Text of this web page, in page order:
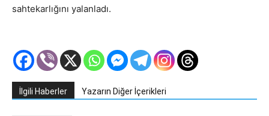
sahtekarlığını yalanladı.
İlgili Haberler Yazarın Diğer İçerikleri